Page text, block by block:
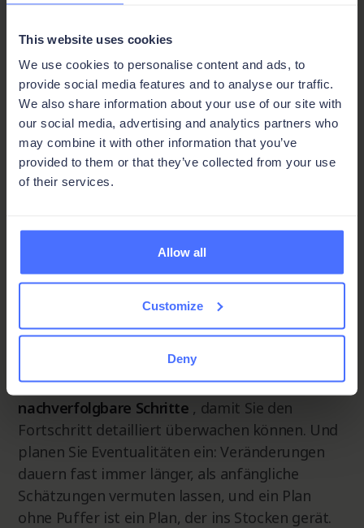
This website uses cookies
We use cookies to personalise content and ads, to
provide social media features and to analyse our traffic.
We also share information about your use of our site with
our social media, advertising and analytics partners who
may combine it with other information that you’ve
provided to them or that they’ve collected from your use
of their services.
Allow all
Customize
Deny
Ort umsetzt, kann einen Plan, der von oben
betrachtet solide aussieht, stillschweigend
Der Ton der Führungsebene ist hier von
enormer Bedeutung. Führungskräfte, die sich
sichtbar für den Veränderungsprozess
engagieren, schaffen die Voraussetzungen für
ein unternehmensweites Engagement.
echte Dynamik aufzubauen.
Schritt 6 – Erstellen Sie einen Zeitplan mit echten
verschiedene Phasen auf, mit einem klaren
Aktionsplan und einem geschätzten Zeitrahmen
für jede Phase. Unterteilen Sie jede Phase in
nachverfolgbare Schritte , damit Sie den
Fortschritt detailliert überwachen können. Und
planen Sie Eventualitäten ein: Veränderungen
dauern fast immer länger, als anfängliche
Schätzungen vermuten lassen, und ein Plan
ohne Puffer ist ein Plan, der ins Stocken gerät.